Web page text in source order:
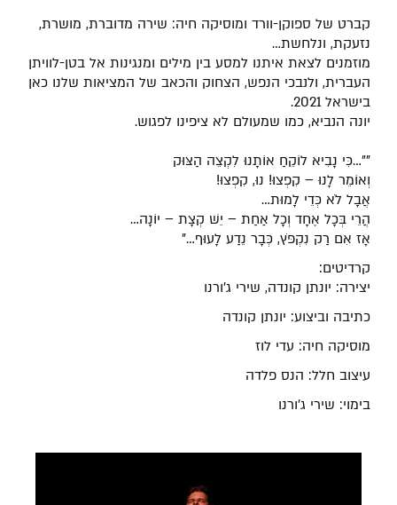
קברט של ספוקן-וורד ומוסיקה חיה: שירה מדוברת, מושרת,
נזעקת, ונלחשת…
מוזמנים לצאת איתנו למסע בין מילים ומנגינות אל בטן-לוויתן
העברית, ולנבכי הנפש, הצחוק והכאב של המציאות שלנו כאן
בישראל 2021.
יונה הנביא, כמו שמעולם לא ציפינו לפגוש.
""…כִּי נָבִיא לוֹקֵחַ אוֹתָנוּ לִקְצֵה הַצּוּק
וְאוֹמֵר לָנוּ – קִפְצוּ! נוּ, קִפְצוּ!
אֲבָל לֹא כְּדֵי לָמוּת…
הֲרֵי בְּכָל אֶחָד וְכָל אַחַת – יֵשׁ קְצָת – יוֹנָה…
אָז אִם רַק נִקְפֹּץ, כְּבָר נֵדַע לָעוּף…"
קרדיטים:
יצירה: יונתן קונדה, שירי ג'ורנו
כתיבה וביצוע: יונתן קונדה
מוסיקה חיה: עדי לוז
עיצוב חלל: הנס פלדה
בימוי: שירי ג'ורנו